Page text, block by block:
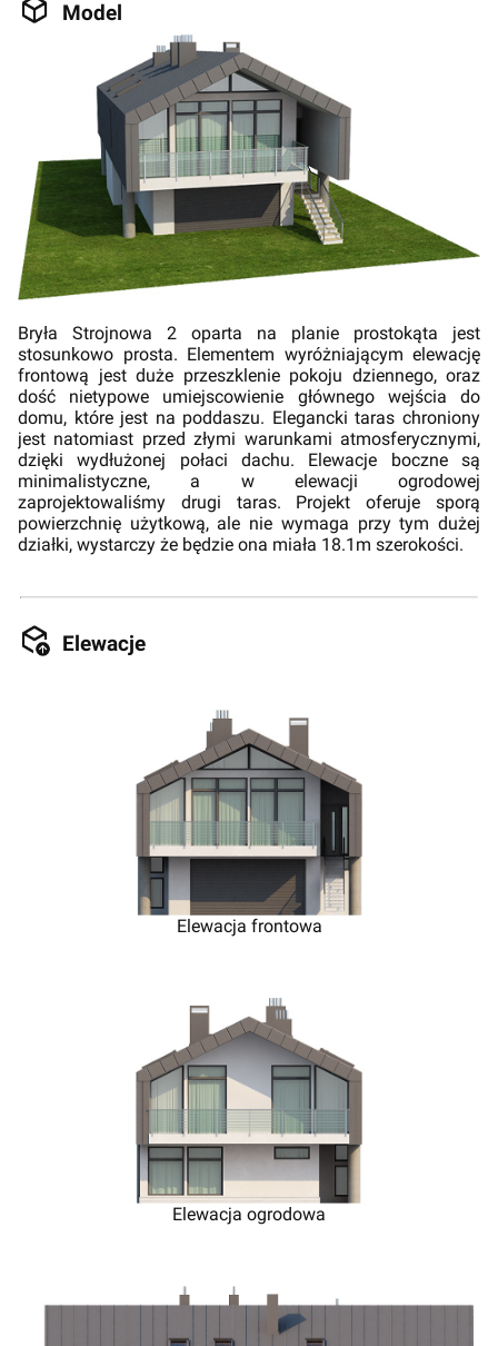
Model
Bryła Strojnowa 2 oparta na planie prostokąta jest
stosunkowo prosta. Elementem wyróżniającym elewację
frontową jest duże przeszklenie pokoju dziennego, oraz
dość nietypowe umiejscowienie głównego wejścia do
domu, które jest na poddaszu. Elegancki taras chroniony
jest natomiast przed złymi warunkami atmosferycznymi,
dzięki wydłużonej połaci dachu. Elewacje boczne są
minimalistyczne, a w elewacji ogrodowej
zaprojektowaliśmy drugi taras. Projekt oferuje sporą
powierzchnię użytkową, ale nie wymaga przy tym dużej
działki, wystarczy że będzie ona miała 18.1m szerokości.
Elewacje
Elewacja frontowa
Elewacja ogrodowa